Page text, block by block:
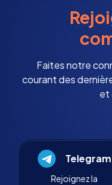
Faites notre
courant des
et
Telegram
Rejoignez la